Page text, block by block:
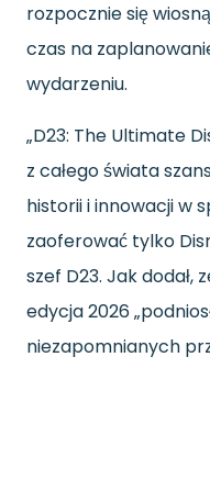
rozpocznie się
czas na
wydarzeniu.
„D23: The Ultimate
z całego świata
historii i innowacji w
zaoferować tylko
szef D23. Jak dodał,
edycja 2026
niezapomnianych